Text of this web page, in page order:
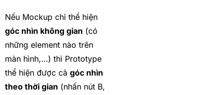
Nếu Mockup chỉ thể hiện
góc nhìn không gian (có
những element nào trên
màn hình,…) thì Prototype
thể hiện được cả góc nhìn
theo thời gian (nhấn nút B,